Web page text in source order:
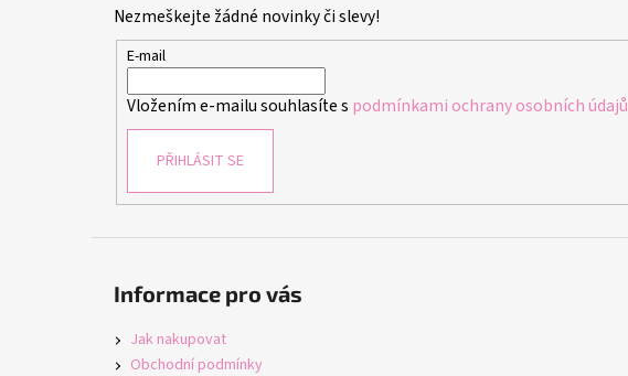
Nezmeškejte žádné novinky či slevy!
E-mail
Vložením e-mailu souhlasíte s podmínkami ochrany osobních údajů
PŘIHLÁSIT SE
Informace pro vás
Jak nakupovat
Obchodní podmínky